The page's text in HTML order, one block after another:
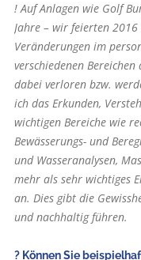
! Auf Anlagen wie Golf
Jahre – wir feierten
Veränderungen im
verschiedenen
dabei verloren bzw.
ich das Erkunden,
wichtigen Bereiche wie
Bewässerungs- und
und Wasseranalysen,
mehr als sehr wichtiges
an. Dies gibt die
und nachhaltig führen.
? Können Sie